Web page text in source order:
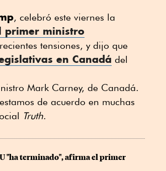
, celebró este viernes la
primer ministro
tensiones, y dijo que
en Canadá del
Mark Carney, de Canadá.
de acuerdo en muchas
Truth.
"ha terminado", afirma el primer